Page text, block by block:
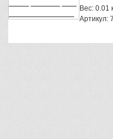
Вес: 0.01
Артикул: